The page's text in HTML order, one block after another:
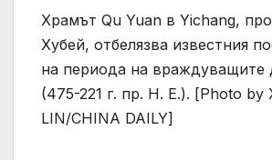
Храмът Qu Yuan в Yichang,
Хубей, отбелязва известния
на периода на враждуващите
(475-221 г. пр. Н. Е.). [Photo by
LIN/CHINA DAILY]